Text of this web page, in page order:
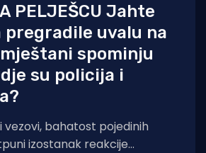
PELJEŠCU Jahte
pregradile uvalu na
spominju
su policija i
vezovi, bahatost pojedinih
izostanak reakcije